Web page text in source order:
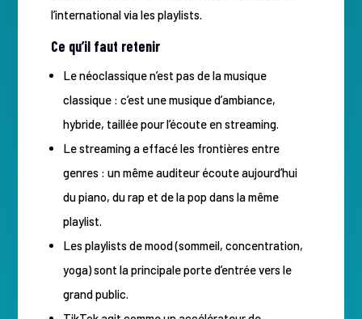
l’international via les playlists.
Ce qu’il faut retenir
Le néoclassique n’est pas de la musique
classique : c’est une musique d’ambiance,
hybride, taillée pour l’écoute en streaming.
Le streaming a effacé les frontières entre
genres : un même auditeur écoute aujourd’hui
du piano, du rap et de la pop dans la même
playlist.
Les playlists de mood (sommeil, concentration,
yoga) sont la principale porte d’entrée vers le
grand public.